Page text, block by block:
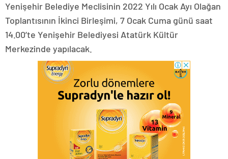
Yenişehir Belediye Meclisinin 2022 Yılı Ocak Ayı Olağan
Toplantısının İkinci Birleşimi, 7 Ocak Cuma günü saat
14.00’te Yenişehir Belediyesi Atatürk Kültür
Merkezinde yapılacak.